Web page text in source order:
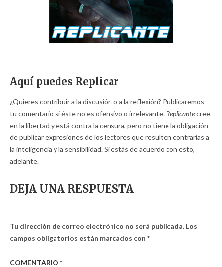
Aquí puedes Replicar
¿Quieres contribuir a la discusión o a la reflexión? Publicaremos
tu comentario si éste no es ofensivo o irrelevante. Replicantecree
en la libertad y está contra la censura, pero no tiene la obligación
de publicar expresiones de los lectores que resulten contrarias a
la inteligencia y la sensibilidad. Si estás de acuerdo con esto,
adelante.
DEJA UNA RESPUESTA
Tu dirección de correo electrónico no será publicada. Los
campos obligatorios están marcados con *
COMENTARIO *